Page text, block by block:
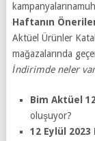
Haftanın
Aktüel Ürünler
mağazalarında
İndirimde neler
Bim Aktüel
oluşuyor?
12 Eylül 2023